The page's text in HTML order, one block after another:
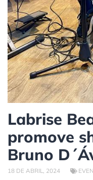
Labrise
promove
Bruno
18 DE ABRIL, 2024